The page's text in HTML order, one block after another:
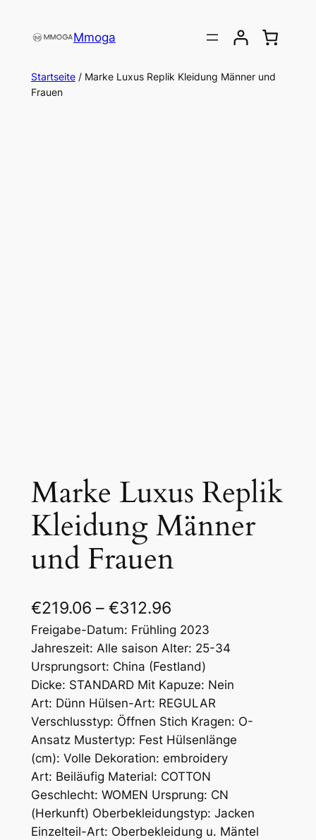
wechseln
Mmoga
Startseite/ Marke Luxus Replik Kleidung Männer und
Frauen
Marke Luxus Replik
Kleidung Männer
und Frauen
€219.06 – €312.96
Freigabe-Datum: Frühling 2023
Jahreszeit: Alle saison Alter: 25-34
Ursprungsort: China (Festland)
Dicke: STANDARD Mit Kapuze: Nein
Art: Dünn Hülsen-Art: REGULAR
Verschlusstyp: Öffnen Stich Kragen: O-
Ansatz Mustertyp: Fest Hülsenlänge
(cm): Volle Dekoration: embroidery
Art: Beiläufig Material: COTTON
Geschlecht: WOMEN Ursprung: CN
(Herkunft) Oberbekleidungstyp: Jacken
Einzelteil-Art: Oberbekleidung u. Mäntel